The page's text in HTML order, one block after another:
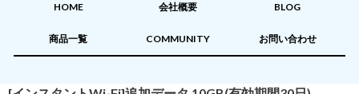
HOME 会社概要 BLOG
商品一覧 COMMUNITY お問い合わせ